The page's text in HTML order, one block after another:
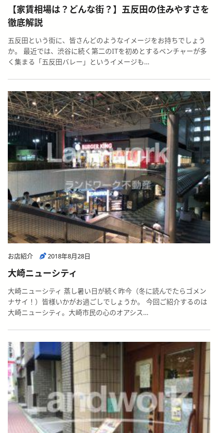
【家賃相場は？どんな街？】五反田の住みやすさを
徹底解説
五反田という街に、皆さんどのようなイメージをお持ちでしょう
か。 最近では、渋谷に続く第二のITを初めとするベンチャーが多
く集まる「五反田バレー」というイメージも…
お店紹介 2018年8月28日
大崎ニューシティ
大崎ニューシティ 蒸し暑い日が続く昨今（冬に読んでたらゴメン
ナサイ！）皆様いかがお過ごしでしょうか。 今回ご紹介するのは
大崎ニューシティ。大崎市民の心のオアシス…